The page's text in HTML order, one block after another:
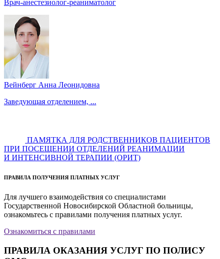
Врач-анестезиолог-реаниматолог
Вейнберг Анна Леонидовна
Заведующая отделением, ...
ПАМЯТКА ДЛЯ РОДСТВЕННИКОВ ПАЦИЕНТОВ
ПРИ ПОСЕЩЕНИИ ОТДЕЛЕНИЙ РЕАНИМАЦИИ
И ИНТЕНСИВНОЙ ТЕРАПИИ (ОРИТ)
ПРАВИЛА ПОЛУЧЕНИЯ ПЛАТНЫХ УСЛУГ
Для лучшего взаимодействия со специалистами
Государственной Новосибирской Областной больницы,
ознакомьтесь с правилами получения платных услуг.
Ознакомиться с правилами
ПРАВИЛА ОКАЗАНИЯ УСЛУГ ПО ПОЛИСУ